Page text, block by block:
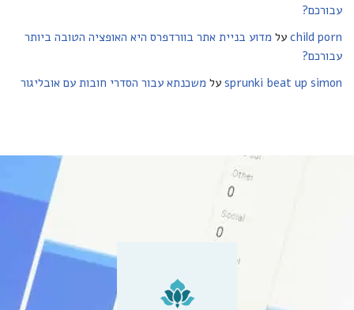
עבורכם?
child porn על מדוע בניית אתר בוורדפרס היא האופציה הטובה ביותר
עבורכם?
sprunki beat up simon על משכנתא עבור הסדרי חובות עם אובליגור